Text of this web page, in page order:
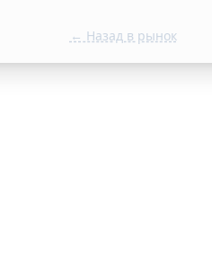
← Назад в рынок